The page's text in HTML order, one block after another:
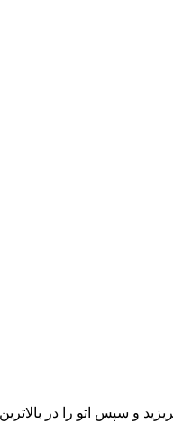
و سپس اتو را در